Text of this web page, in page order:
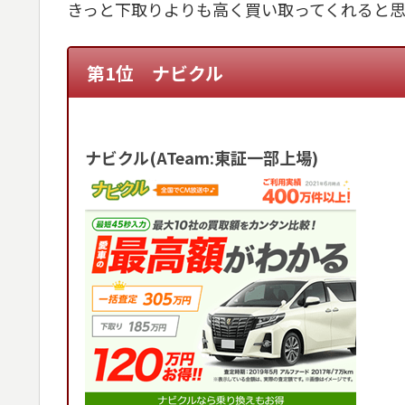
きっと下取りよりも高く買い取ってくれると
第1位 ナビクル
ナビクル(ATeam:東証一部上場)